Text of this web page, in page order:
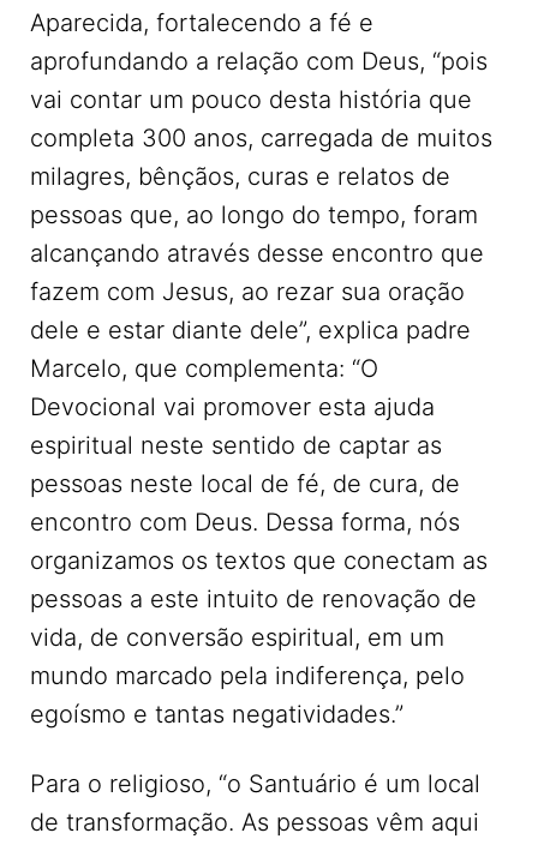
Aparecida, fortalecendo a fé e
aprofundando a relação com Deus, “pois
vai contar um pouco desta história que
completa 300 anos, carregada de muitos
milagres, bênçãos, curas e relatos de
pessoas que, ao longo do tempo, foram
alcançando através desse encontro que
fazem com Jesus, ao rezar sua oração
dele e estar diante dele”, explica padre
Marcelo, que complementa: “O
Devocional vai promover esta ajuda
espiritual neste sentido de captar as
pessoas neste local de fé, de cura, de
encontro com Deus. Dessa forma, nós
organizamos os textos que conectam as
pessoas a este intuito de renovação de
vida, de conversão espiritual, em um
mundo marcado pela indiferença, pelo
egoísmo e tantas negatividades.”
Para o religioso, “o Santuário é um local
de transformação. As pessoas vêm aqui